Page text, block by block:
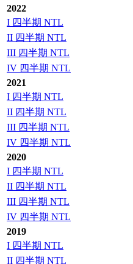
2022
I 四半期 NTL
II 四半期 NTL
III 四半期 NTL
IV 四半期 NTL
2021
I 四半期 NTL
II 四半期 NTL
III 四半期 NTL
IV 四半期 NTL
2020
I 四半期 NTL
II 四半期 NTL
III 四半期 NTL
IV 四半期 NTL
2019
I 四半期 NTL
II 四半期 NTL